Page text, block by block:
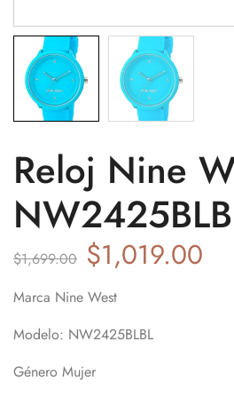
Reloj Nine
$1,699.00 $1,019.00
Marca Nine West
Modelo: NW2425BLBL
Género Mujer